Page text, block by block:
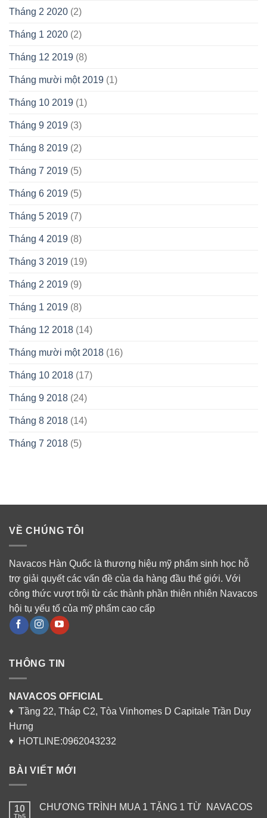
Tháng 2 2020 (2)
Tháng 1 2020 (2)
Tháng 12 2019 (8)
Tháng mười một 2019 (1)
Tháng 10 2019 (1)
Tháng 9 2019 (3)
Tháng 8 2019 (2)
Tháng 7 2019 (5)
Tháng 6 2019 (5)
Tháng 5 2019 (7)
Tháng 4 2019 (8)
Tháng 3 2019 (19)
Tháng 2 2019 (9)
Tháng 1 2019 (8)
Tháng 12 2018 (14)
Tháng mười một 2018 (16)
Tháng 10 2018 (17)
Tháng 9 2018 (24)
Tháng 8 2018 (14)
Tháng 7 2018 (5)
VỀ CHÚNG TÔI
Navacos Hàn Quốc là thương hiệu mỹ phẩm sinh học hỗ
trợ giải quyết các vấn đề của da hàng đầu thế giới. Với
công thức vượt trội từ các thành phần thiên nhiên Navacos
hội tụ yếu tố của mỹ phẩm cao cấp
THÔNG TIN
NAVACOS OFFICIAL
♦ Tầng 22, Tháp C2, Tòa Vinhomes D Capitale Trần Duy
Hưng
♦ HOTLINE:0962043232
BÀI VIẾT MỚI
10
Th5
CHƯƠNG TRÌNH MUA 1 TẶNG 1 TỪ NAVACOS